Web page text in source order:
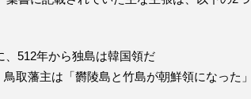
、512年から独島は韓国領だ
取藩主は「欝陵島と竹島が朝鮮領になった」